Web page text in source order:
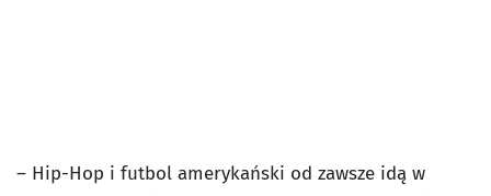
– Hip-Hop i futbol amerykański od zawsze idą w